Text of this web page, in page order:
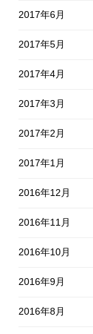
2017年6月
2017年5月
2017年4月
2017年3月
2017年2月
2017年1月
2016年12月
2016年11月
2016年10月
2016年9月
2016年8月